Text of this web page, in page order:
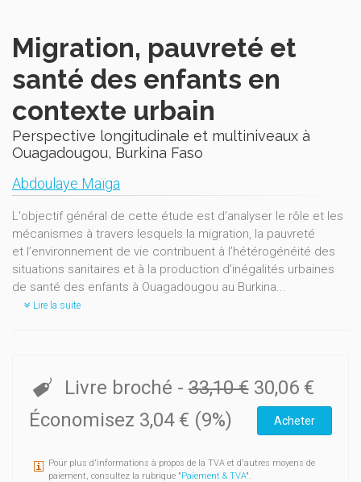
Migration, pauvreté et
santé des enfants en
contexte urbain
Perspective longitudinale et multiniveaux à
Ouagadougou, Burkina Faso
Abdoulaye Maïga
L'objectif général de cette étude est d’analyser le rôle et les
mécanismes à travers lesquels la migration, la pauvreté
et l’environnement de vie contribuent à l’hétérogénéité des
situations sanitaires et à la production d’inégalités urbaines
de santé des enfants à Ouagadougou au Burkina...
Lire la suite
Livre broché -33,10 € 30,06 €
Économisez 3,04 € (9%)
Acheter
Pour plus d'informations à propos de la TVA et d'autres moyens de
paiement, consultez la rubrique "Paiement & TVA".